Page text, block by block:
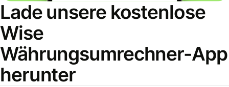
Lade unsere kostenlose
Wise
Währungsumrechner-App
herunter